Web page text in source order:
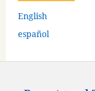
English
español